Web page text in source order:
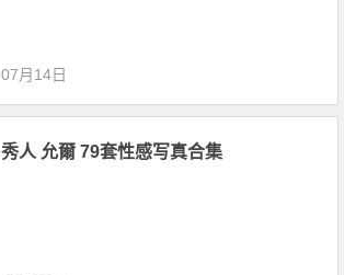
07月14日
秀人 允爾 79套性感写真合集